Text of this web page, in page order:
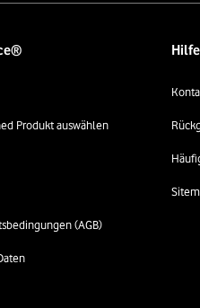
Produkt auswählen
(AGB)
Hilfe